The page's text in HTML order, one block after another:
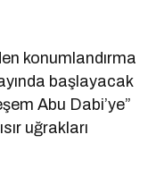
konumlandırma
başlayacak
Abu Dabi’ye”
uğrakları